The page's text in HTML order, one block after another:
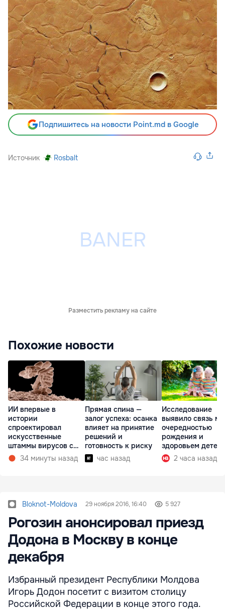
Подпишитесь на новости Point.md в Google
Источник Rosbalt
Разместить рекламу на сайте
Похожие новости
ИИ впервые в
истории
спроектировал
искусственные
штаммы вирусов с
нуля34 минуты назад
Прямая спина —
залог успеха: осанка
влияет на принятие
решений и
готовность к риску
час назад
Исследование
выявило связь
очередностью
рождения и
здоровьем детей
2 часа назад
Bloknot-Moldova 29 ноября 2016, 16:40 5 927
Рогозин анонсировал приезд
Додона в Москву в конце
декабря
Избранный президент Республики Молдова
Игорь Додон посетит с визитом столицу
Российской Федерации в конце этого года.